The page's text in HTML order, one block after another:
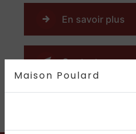
Maison Poulard
En savoir plus
Contactez-nous